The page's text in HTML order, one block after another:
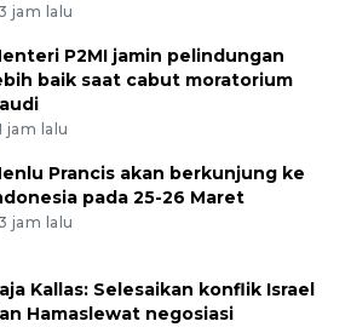
jam lalu
P2MI jamin pelindungan
baik saat cabut moratorium
jam lalu
Prancis akan berkunjung ke
pada 25-26 Maret
jam lalu
Kallas: Selesaikan konflik Israel
Hamaslewat negosiasi